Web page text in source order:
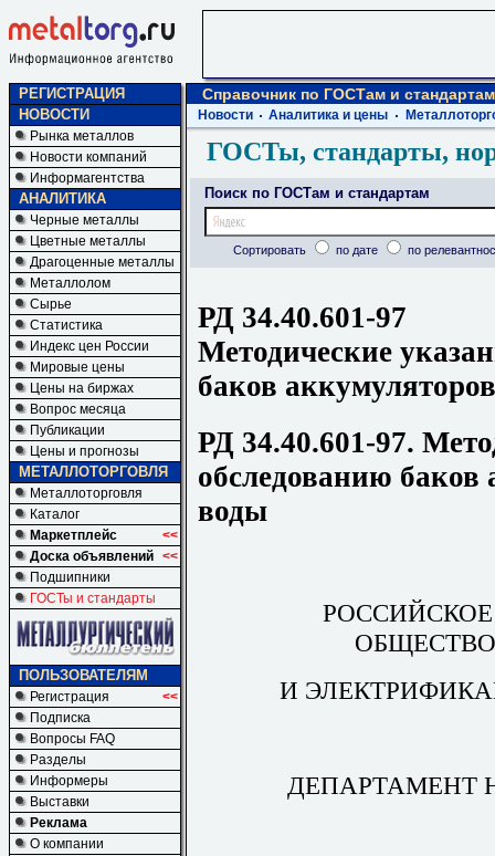
РЕГИСТРАЦИЯ
НОВОСТИ
Рынка металлов
Новости компаний
Информагентства
АНАЛИТИКА
Черные металлы
Цветные металлы
Драгоценные металлы
Металлолом
Сырье
Статистика
Индекс цен России
Мировые цены
Цены на биржах
Вопрос месяца
Публикации
Цены и прогнозы
МЕТАЛЛОТОРГОВЛЯ
Металлоторговля
Каталог
Маркетплейс
<<
Доска объявлений <<
Подшипники
ГОСТы и стандарты
ПОЛЬЗОВАТЕЛЯМ
Регистрация
<<
Подписка
Вопросы FAQ
Разделы
Информеры
Выставки
Реклама
О компании
Справочник по ГОСТам и стандартам
Новости Аналитика и цены
ГОСТы, стандарты,
Поиск по ГОСТам и стандартам
Сортировать по дате по
РД 34.40.601-97
Методические
баков
РД 34.40.601-97.
обследованию баков
воды
И
ДЕПАРТАМЕНТ